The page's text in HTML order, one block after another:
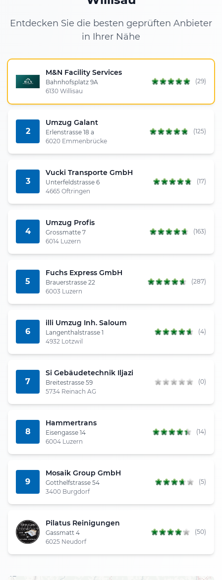
Entdecken Sie die besten geprüften Anbieter
in Ihrer Nähe
M&N Facility Services
Bahnhofsplatz 9A
6130 Willisau
(29)
2
Umzug Galant
Erlenstrasse 18 a
6020 Emmenbrücke
(125)
3
Vucki Transporte GmbH
Unterfeldstrasse 6
4665 Oftringen
(17)
4
Umzug Profis
Grossmatte 7
6014 Luzern
(163)
5
Fuchs Express GmbH
Brauerstrasse 22
6003 Luzern
(287)
6
illi Umzug Inh. Saloum
Langenthalstrasse 1
4932 Lotzwil
(4)
7
Si Gebäudetechnik Iljazi
Breitestrasse 59
5734 Reinach AG
(0)
8
Hammertrans
Eisengasse 14
6004 Luzern
(14)
9
Mosaik Group GmbH
Gotthelfstrasse 54
3400 Burgdorf
(5)
Pilatus Reinigungen
Gassmatt 4
6025 Neudorf
(50)